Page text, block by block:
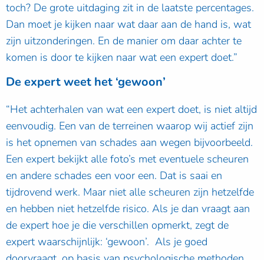
toch? De grote uitdaging zit in de laatste percentages.
Dan moet je kijken naar wat daar aan de hand is, wat
zijn uitzonderingen. En de manier om daar achter te
komen is door te kijken naar wat een expert doet.”
De expert weet het ‘gewoon’
“Het achterhalen van wat een expert doet, is niet altijd
eenvoudig. Een van de terreinen waarop wij actief zijn
is het opnemen van schades aan wegen bijvoorbeeld.
Een expert bekijkt alle foto’s met eventuele scheuren
en andere schades een voor een. Dat is saai en
tijdrovend werk. Maar niet alle scheuren zijn hetzelfde
en hebben niet hetzelfde risico. Als je dan vraagt aan
de expert hoe je die verschillen opmerkt, zegt de
expert waarschijnlijk: ‘gewoon’. Als je goed